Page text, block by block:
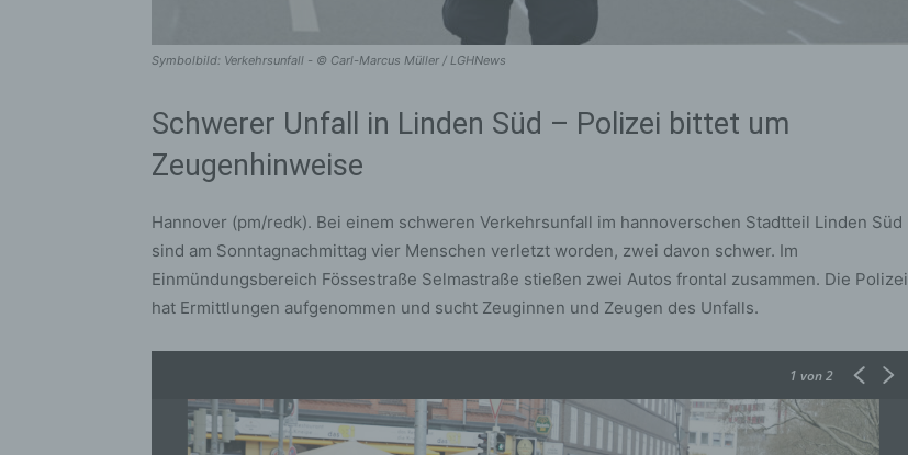
Symbolbild: Verkehrsunfall - © Carl-Marcus Müller / LGHNews
Schwerer Unfall in Linden Süd – Polizei bittet um
Zeugenhinweise
Hannover (pm/redk). Bei einem schweren Verkehrsunfall im hannoverschen Stadtteil Linden Süd
sind am Sonntagnachmittag vier Menschen verletzt worden, zwei davon schwer. Im
Einmündungsbereich Fössestraße Selmastraße stießen zwei Autos frontal zusammen. Die Polizei
hat Ermittlungen aufgenommen und sucht Zeuginnen und Zeugen des Unfalls.
1 von 2